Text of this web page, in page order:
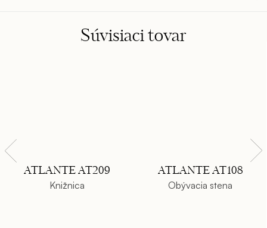
Súvisiaci tovar
ATLANTE AT209
Knižnica
ATLANTE AT108
Obývacia stena